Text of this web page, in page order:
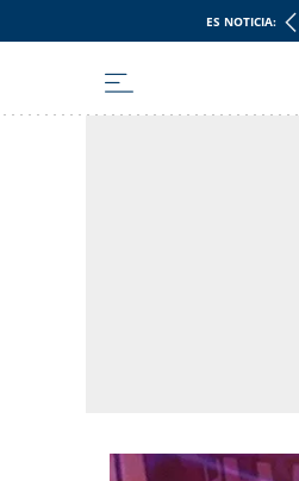
ES NOTICIA: